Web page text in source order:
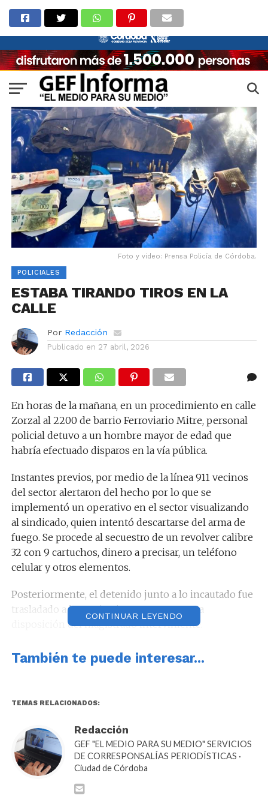
Foto y video: Prensa Policía de Córdoba.
POLICIALES
ESTABA TIRANDO TIROS EN LA
CALLE
Por Redacción
Publicado en 27 abril, 2026
En horas de la mañana, en un procedimiento en calle
Zorzal al 2200 de barrio Ferroviario Mitre, personal
policial detuvo a un hombre mayor de edad que
habría efectuado disparos en la vía pública.
Instantes previos, por medio de la línea 911 vecinos
del sector alertaron del hecho por lo que se
implementó un operativo en el sector visualizando
al sindicado, quien intentó descartarse del arma de
fuego. Se procede al secuestro de un revolver calibre
32 con 9 cartuchos, dinero a precisar, un teléfono
celular y otros elementos.
Posteriormente, el detenido junto a lo incautado fue
trasladado a la comisaria para ser puesto a
disposición del magistrado interviniente.
Trágico incendio en Villa Huidobro:
dos personas murieron en una
En horas de la mañana, personal policial se hizo
Mons y Salgueiro, donde se registró un incendio en
una vivienda que dejó como saldo dos personas
fallecidas.
CONTINUAR LEYENDO
También te puede interesar...
TEMAS RELACIONADOS:
Redacción
GEF "EL MEDIO PARA SU MEDIO" SERVICIOS
DE CORRESPONSALÍAS PERIODÍSTICAS ·
Ciudad de Córdoba